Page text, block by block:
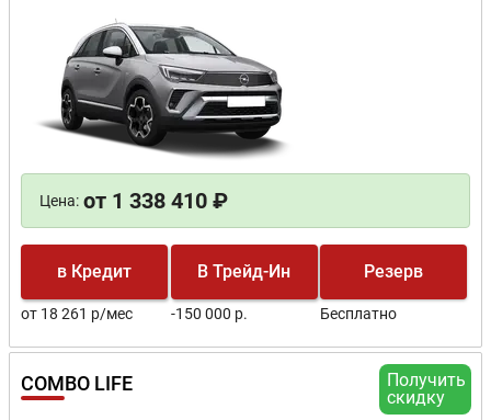
Цена: от 1 338 410 ₽
в Кредит
от 18 261 р/мес
В Трейд-Ин
-150 000 р.
Резерв
Бесплатно
Получить
скидку
COMBO LIFE